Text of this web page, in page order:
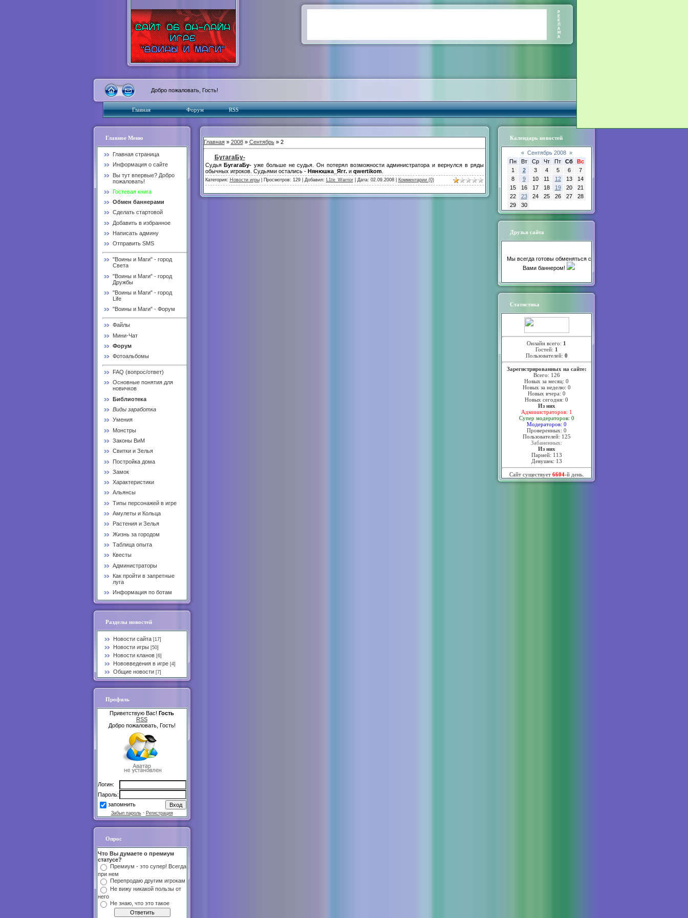
Добро пожаловать, Гость!
Главная Форум RSS
Главное Меню
Главная страница
Информация о сайте
Вы тут впервые? Добро
пожаловать!
Гостевая книга
Обмен баннерами
Сделать стартовой
Добавить в избранное
Написать админу
Отправить SMS
"Воины и Маги" - город
Света
"Воины и Маги" - город
Дружбы
"Воины и Маги" - город
Life
"Воины и Маги" - Форум
Файлы
Мини-Чат
Форум
Фотоальбомы
FAQ (вопрос/ответ)
Основные понятия для
новичков
Библиотека
Виды заработка
Умения
Монстры
Законы ВиМ
Свитки и Зелья
Постройка дома
Замок
Характеристики
Альянсы
Типы персонажей в игре
Амулеты и Кольца
Растения и Зелья
Жизнь за городом
Таблица опыта
Квесты
Администраторы
Как пройти в запретные
луга
Информация по ботам
Разделы новостей
Новости сайта [17]
Новости игры [50]
Новости кланов [6]
Нововведения в игре [4]
Общие новости [7]
Профиль
Приветствую Вас! Гость
RSS
Добро пожаловать, Гость!
Логин:
Пароль:
запомнить
Забыл пароль· Регистрация
Опрос
Что Вы думаете о премиум
статусе?
Премиум - это супер! Всегда
при нем
Перепродаю другим игрокам
Не вижу никакой пользы от
него
Не знаю, что это такое
Главная» 2008» Сентябрь» 2
БугагаБу-
СудьяБугагаБу-уже больше не судья. Он потерял возможности администратора и вернулся в ряды
обычных игроков. Судьями остались - Нянюшка_Ягг. и qwertikom.
Категория: Новости игры| Просмотров: 129 | Добавил: L1te_Warrior| Дата: 02.09.2008| Комментарии (0)
Календарь новостей
« Сентябрь 2008 »
Пн
Вт Ср Чт Пт Сб
Вс
1
2 3 4 5 6
7
8
9 10 11 12 13
14
15
16 17 18 19 20
21
22
23 24 25 26 27
28
29
30
Друзья сайта
Мы всегда готовы обменяться с
Вами баннером!
Статистика
Онлайн всего: 1
Гостей: 1
Пользователей: 0
Зарегистрированных на сайте:
Всего: 126
Новых за месяц: 0
Новых за неделю: 0
Новых вчера: 0
Новых сегодня: 0
Из них
Администраторов: 1
Супер модераторов: 0
Модераторов: 0
Проверенных: 0
Пользователей: 125
Забаненных:
Из них
Парней: 113
Девушек: 13
Сайт существует 6604-й день.